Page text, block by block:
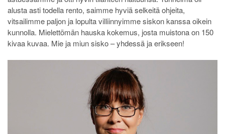
alusta asti todella rento, saimme hyviä selkeitä ohjeita,
vitsailimme paljon ja lopulta villiinnyimme siskon kanssa oikein
kunnolla. Mielettömän hauska kokemus, josta muistona on 150
kivaa kuvaa. Mie ja miun sisko – yhdessä ja erikseen!